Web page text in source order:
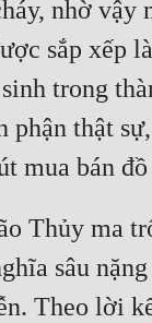
nhờ vậy
sắp xếp
trong
phận thật
Thủy ma
sâu
Theo lời